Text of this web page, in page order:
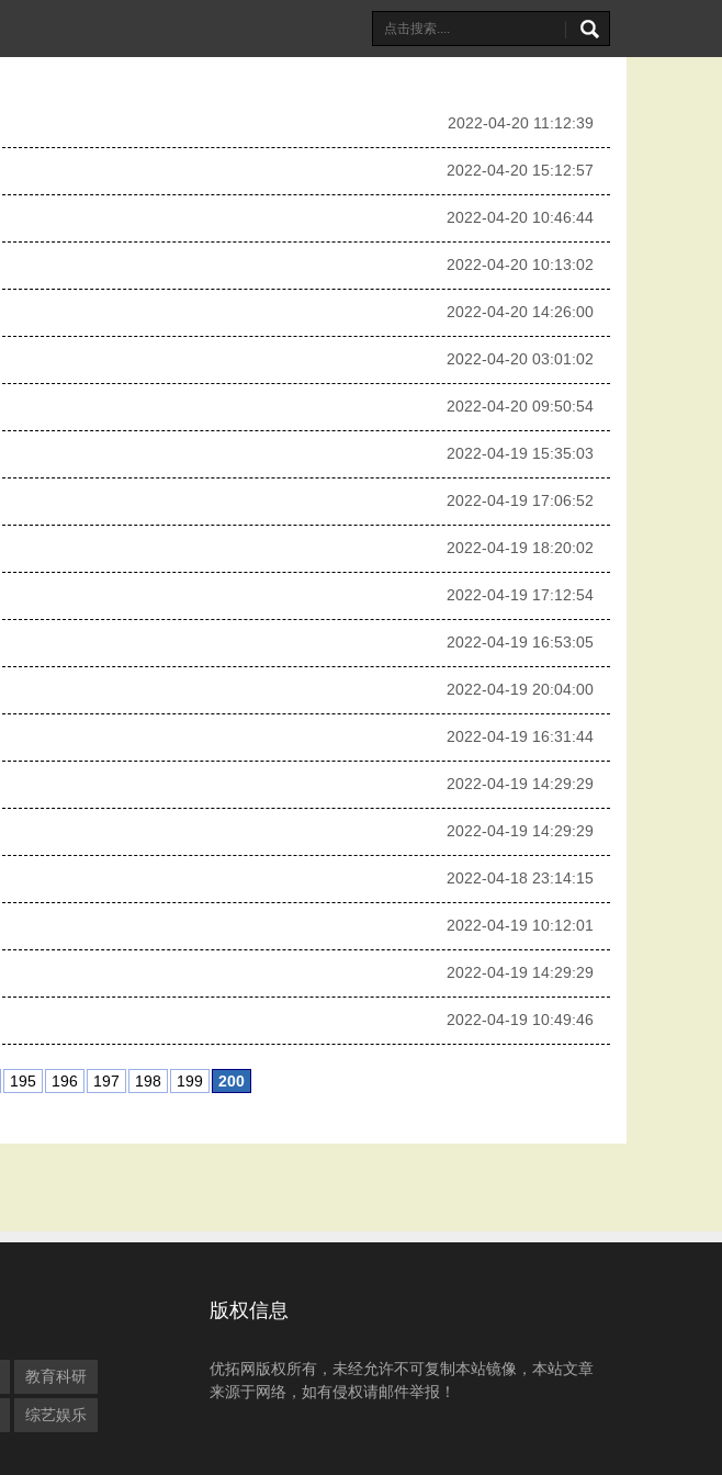
2022-04-20 11:12:39
2022-04-20 15:12:57
2022-04-20 10:46:44
2022-04-20 10:13:02
2022-04-20 14:26:00
2022-04-20 03:01:02
2022-04-20 09:50:54
2022-04-19 15:35:03
2022-04-19 17:06:52
2022-04-19 18:20:02
2022-04-19 17:12:54
2022-04-19 16:53:05
2022-04-19 20:04:00
2022-04-19 16:31:44
2022-04-19 14:29:29
2022-04-19 14:29:29
2022-04-18 23:14:15
2022-04-19 10:12:01
2022-04-19 14:29:29
2022-04-19 10:49:46
195 196 197 198 199 200
教育科研
综艺娱乐
版权信息
优拓网版权所有，未经允许不可复制本站镜像，本站文章
来源于网络，如有侵权请邮件举报！